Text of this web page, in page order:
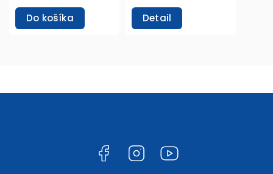
Do košíka Detail
Facebook Instagram